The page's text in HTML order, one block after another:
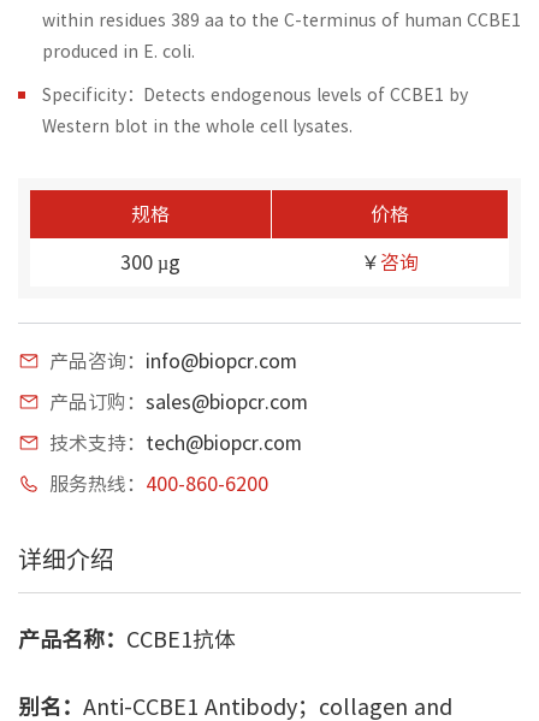
within residues 389 aa to the C-terminus of human CCBE1
produced in E. coli.
Specificity：Detects endogenous levels of CCBE1 by
Western blot in the whole cell lysates.
规格 价格
300 µg ￥ 咨询
产品咨询： info@biopcr.com
产品订购： sales@biopcr.com
技术支持： tech@biopcr.com
服务热线： 400-860-6200
详细介绍
产品名称： CCBE1抗体
别名： Anti-CCBE1 Antibody；collagen and